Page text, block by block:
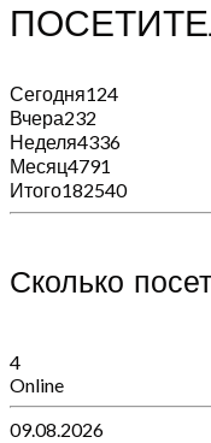
Сегодня124
Вчера232
Неделя4336
Месяц4791
Итого182540
Сколько
4
Online
09.08.2026